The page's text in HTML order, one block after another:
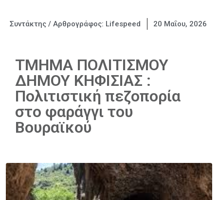
Συντάκτης / Αρθρογράφος: Lifespeed 20 Μαΐου, 2026
ΤΜΗΜΑ ΠΟΛΙΤΙΣΜΟΥ
ΔΗΜΟΥ ΚΗΦΙΣΙΑΣ :
Πολιτιστική πεζοπορία
στο φαράγγι του
Βουραϊκού